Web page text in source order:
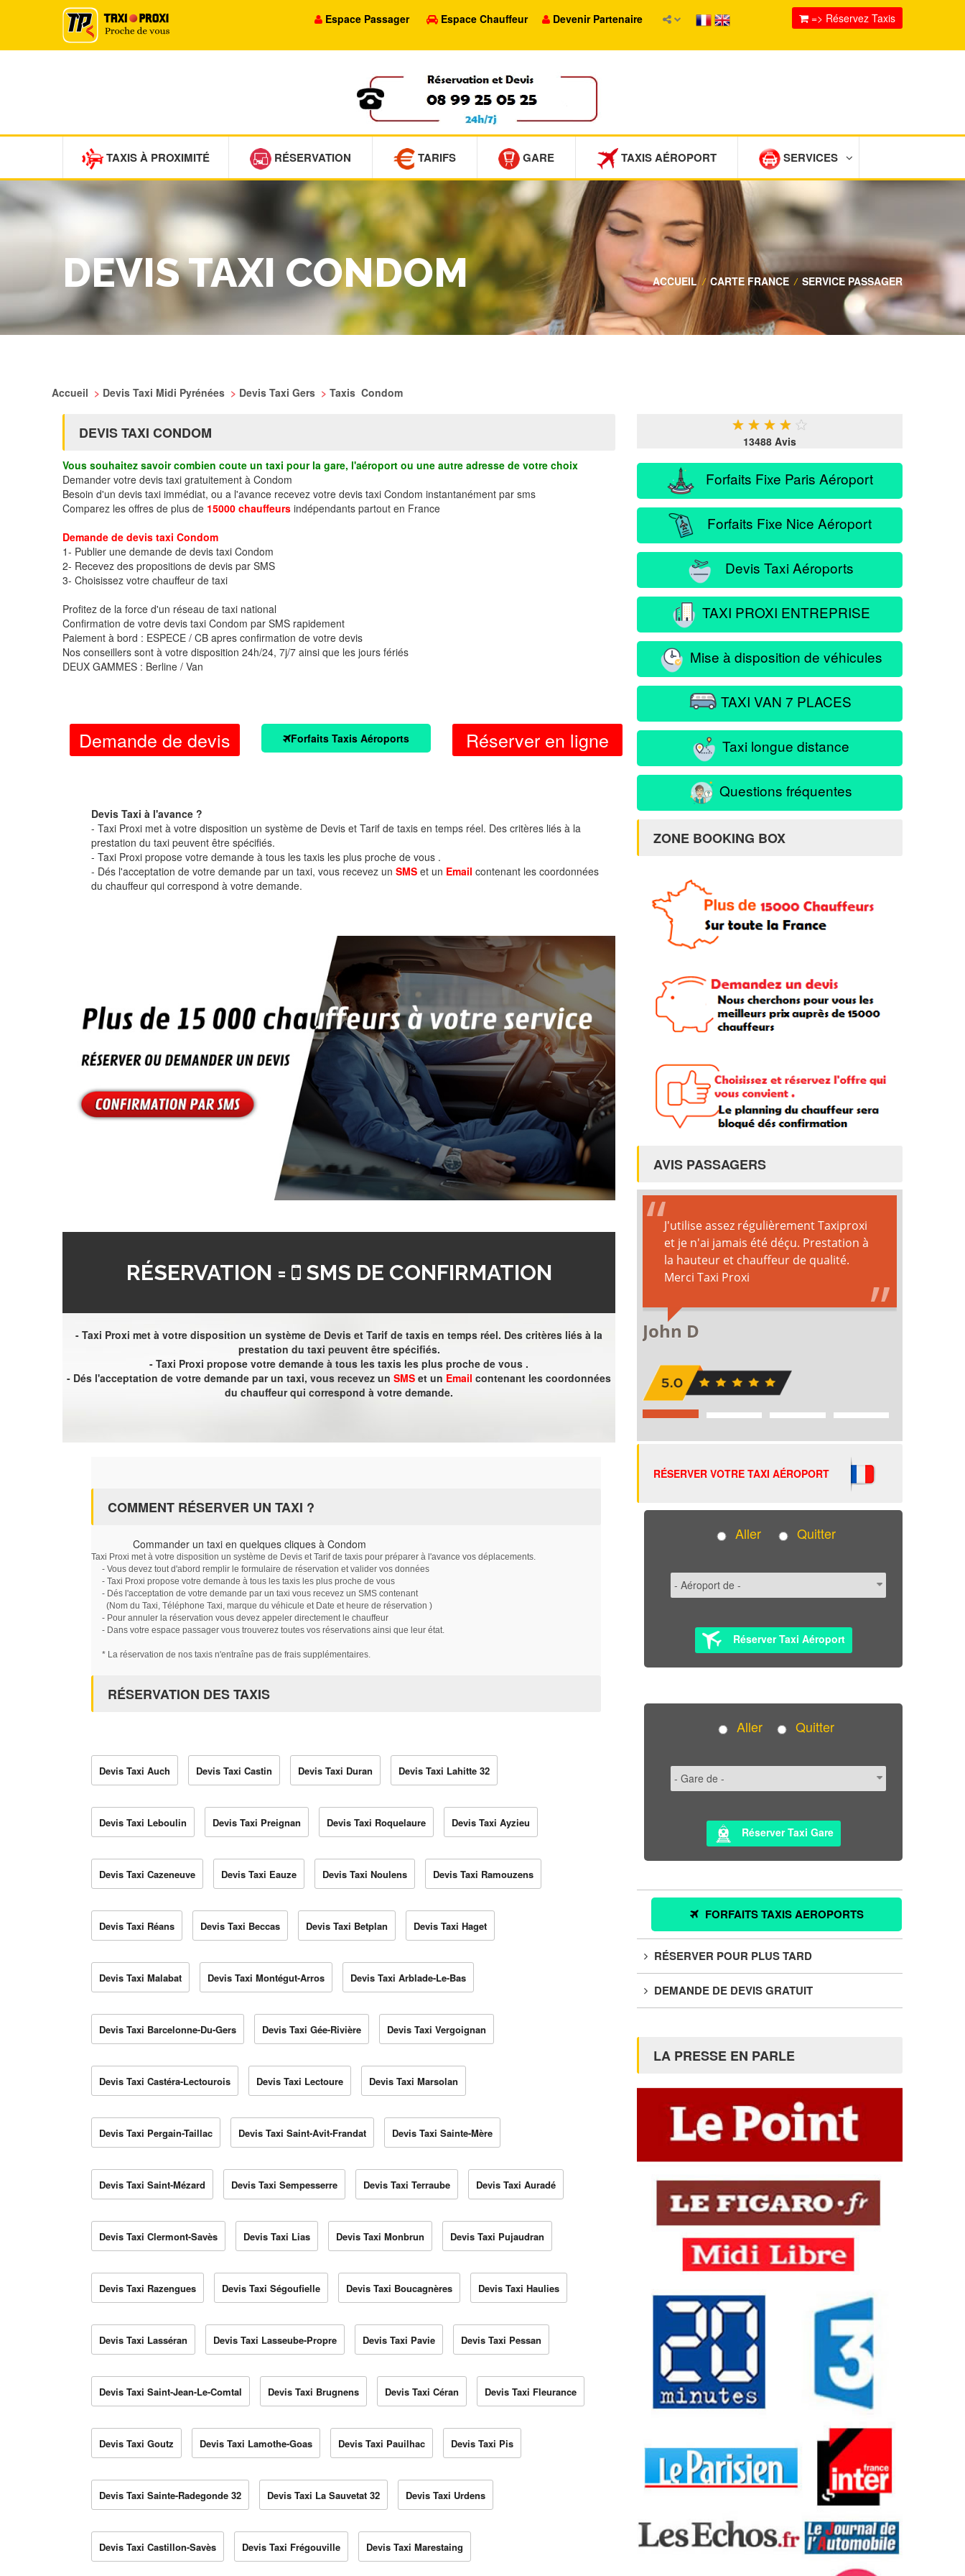
Espace Passager Espace Chauffeur Devenir Partenaire => Réservez Taxis
TAXIS À PROXIMITÉ RÉSERVATION TARIFS GARE TAXIS AÉROPORT SERVICES
DEVIS TAXI CONDOM ACCUEIL / CARTE FRANCE / SERVICE PASSAGER
Accueil > Devis Taxi Midi Pyrénées > Devis Taxi Gers > Taxis Condom
DEVIS TAXI CONDOM
Vous souhaitez savoir combien coute un taxi pour la gare, l'aéroport ou une autre adresse de votre choix
Demander votre devis taxi gratuitement à Condom
Besoin d'un devis taxi immédiat, ou a l'avance recevez votre devis taxi Condom instantanément par sms
Comparez les offres de plus de 15000 chauffeurs indépendants partout en France
Demande de devis taxi Condom
1- Publier une demande de devis taxi Condom
2- Recevez des propositions de devis par SMS
3- Choisissez votre chauffeur de taxi
Profitez de la force d'un réseau de taxi national
Confirmation de votre devis taxi Condom par SMS rapidement
Paiement à bord : ESPECE / CB apres confirmation de votre devis
Nos conseillers sont à votre disposition 24h/24, 7j/7 ainsi que les jours fériés
DEUX GAMMES : Berline / Van
Demande de devis Forfaits Taxis Aéroports Réserver en ligne
Devis Taxi à l'avance ?
- Taxi Proxi met à votre disposition un système de Devis et Tarif de taxis en temps réel. Des critères liés à la
prestation du taxi peuvent être spécifiés.
- Taxi Proxi propose votre demande à tous les taxis les plus proche de vous .
- Dés l'acceptation de votre demande par un taxi, vous recevez un SMS et un Email contenant les coordonnées
du chauffeur qui correspond à votre demande.
RÉSERVATION = SMS DE CONFIRMATION
- Taxi Proxi met à votre disposition un système de Devis et Tarif de taxis en temps réel. Des critères liés à la
prestation du taxi peuvent être spécifiés.
- Taxi Proxi propose votre demande à tous les taxis les plus proche de vous .
- Dés l'acceptation de votre demande par un taxi, vous recevez un SMS et un Email contenant les coordonnées
du chauffeur qui correspond à votre demande.
COMMENT RÉSERVER UN TAXI ?
Commander un taxi en quelques cliques à Condom
Taxi Proxi met à votre disposition un système de Devis et Tarif de taxis pour préparer à l'avance vos déplacements.
- Vous devez tout d'abord remplir le formulaire de réservation et valider vos données
- Taxi Proxi propose votre demande à tous les taxis les plus proche de vous
- Dés l'acceptation de votre demande par un taxi vous recevez un SMS contenant
(Nom du Taxi, Téléphone Taxi, marque du véhicule et Date et heure de réservation )
- Pour annuler la réservation vous devez appeler directement le chauffeur
- Dans votre espace passager vous trouverez toutes vos réservations ainsi que leur état.
* La réservation de nos taxis n'entraîne pas de frais supplémentaires.
RÉSERVATION DES TAXIS
Devis Taxi Auch Devis Taxi Castin Devis Taxi Duran Devis Taxi Lahitte 32
Devis Taxi Leboulin Devis Taxi Preignan Devis Taxi Roquelaure Devis Taxi Ayzieu
Devis Taxi Cazeneuve Devis Taxi Eauze Devis Taxi Noulens Devis Taxi Ramouzens
Devis Taxi Réans Devis Taxi Beccas Devis Taxi Betplan Devis Taxi Haget
Devis Taxi Malabat Devis Taxi Montégut-Arros Devis Taxi Arblade-Le-Bas
Devis Taxi Barcelonne-Du-Gers Devis Taxi Gée-Rivière Devis Taxi Vergoignan
Devis Taxi Castéra-Lectourois Devis Taxi Lectoure Devis Taxi Marsolan
Devis Taxi Pergain-Taillac Devis Taxi Saint-Avit-Frandat Devis Taxi Sainte-Mère
Devis Taxi Saint-Mézard Devis Taxi Sempesserre Devis Taxi Terraube Devis Taxi Auradé
Devis Taxi Clermont-Savès Devis Taxi Lias Devis Taxi Monbrun Devis Taxi Pujaudran
Devis Taxi Razengues Devis Taxi Ségoufielle Devis Taxi Boucagnères Devis Taxi Haulies
Devis Taxi Lasséran Devis Taxi Lasseube-Propre Devis Taxi Pavie Devis Taxi Pessan
Devis Taxi Saint-Jean-Le-Comtal Devis Taxi Brugnens Devis Taxi Céran Devis Taxi Fleurance
Devis Taxi Goutz Devis Taxi Lamothe-Goas Devis Taxi Pauilhac Devis Taxi Pis
Devis Taxi Sainte-Radegonde 32 Devis Taxi La Sauvetat 32 Devis Taxi Urdens
Devis Taxi Castillon-Savès Devis Taxi Frégouville Devis Taxi Marestaing
★ ★ ★ ★ ★
13488 Avis
Forfaits Fixe Paris Aéroport
Forfaits Fixe Nice Aéroport
Devis Taxi Aéroports
TAXI PROXI ENTREPRISE
Mise à disposition de véhicules
TAXI VAN 7 PLACES
Taxi longue distance
Questions fréquentes
ZONE BOOKING BOX
AVIS PASSAGERS
RÉSERVER VOTRE TAXI AÉROPORT
Aller Quitter
Réserver Taxi Aéroport
Aller Quitter
Réserver Taxi Gare
FORFAITS TAXIS AEROPORTS
RÉSERVER POUR PLUS TARD
DEMANDE DE DEVIS GRATUIT
LA PRESSE EN PARLE